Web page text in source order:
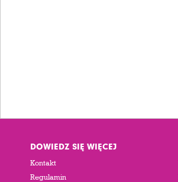
DOWIEDZ SIĘ WIĘCEJ
Kontakt
Regulamin